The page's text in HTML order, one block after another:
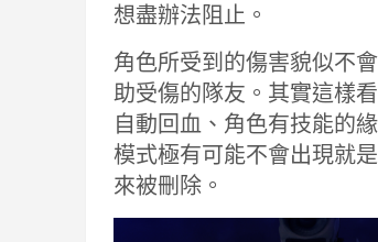
想盡辦法阻止。
角色所受到的傷害貌似不
助受傷的隊友。其實這樣
自動回血、角色有技能的
模式極有可能不會出現就
來被刪除。